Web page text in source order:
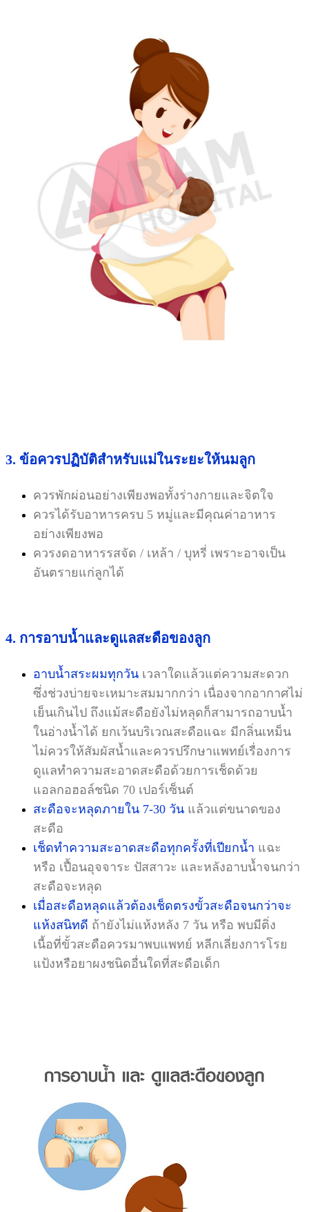
3. ข้อควรปฏิบัติสำหรับแม่ในระยะให้นมลูก
ควรพักผ่อนอย่างเพียงพอทั้งร่างกายและจิตใจ
ควรได้รับอาหารครบ 5 หมู่และมีคุณค่าอาหาร
อย่างเพียงพอ
ควรงดอาหารรสจัด / เหล้า / บุหรี่ เพราะอาจเป็น
อันตรายแก่ลูกได้
4. การอาบน้ำและดูแลสะดือของลูก
อาบน้ำสระผมทุกวัน เวลาใดแล้วแต่ความสะดวก
ซึ่งช่วงบ่ายจะเหมาะสมมากกว่า เนื่องจากอากาศไม่
เย็นเกินไป ถึงแม้สะดือยังไม่หลุดก็สามารถอาบน้ำ
ในอ่างน้ำได้ ยกเว้นบริเวณสะดือแฉะ มีกลิ่นเหม็น
ไม่ควรให้สัมผัสน้ำและควรปรึกษาแพทย์เรื่องการ
ดูแลทำความสะอาดสะดือด้วยการเช็ดด้วย
แอลกอฮอล์ชนิด 70 เปอร์เซ็นต์
สะดือจะหลุดภายใน 7-30 วัน แล้วแต่ขนาดของ
สะดือ
เช็ดทำความสะอาดสะดือทุกครั้งที่เปียกน้ำ แฉะ
หรือ เปื้อนอุจจาระ ปัสสาวะ และหลังอาบน้ำจนกว่า
สะดือจะหลุด
เมื่อสะดือหลุดแล้วต้องเช็ดตรงขั้วสะดือจนกว่าจะ
แห้งสนิทดี ถ้ายังไม่แห้งหลัง 7 วัน หรือ พบมีติ่ง
เนื้อที่ขั้วสะดือควรมาพบแพทย์ หลีกเลี่ยงการโรย
แป้งหรือยาผงชนิดอื่นใดที่สะดือเด็ก